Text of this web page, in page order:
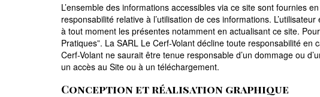
L’ensemble des informations accessibles via ce site sont fournies
responsabilité relative à l’utilisation de ces informations.
à tout moment les présentes notamment en actualisant ce site.
Pratiques”. La SARL Le Cerf-Volant décline toute responsabilité
Cerf-Volant ne saurait être tenue responsable d’un dommage ou
un accès au Site ou à un téléchargement.
Conception et réalisation graphique